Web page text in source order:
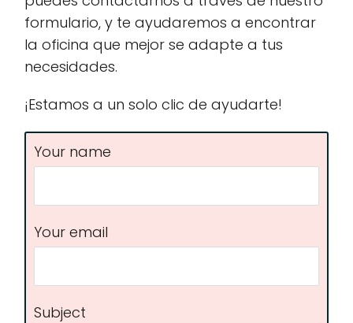
formulario, y te ayudaremos a encontrar
la oficina que mejor se adapte a tus
necesidades.
¡Estamos a un solo clic de ayudarte!
Your name
Your email
Subject